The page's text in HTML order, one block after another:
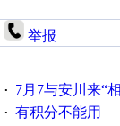
举报
· 7月7与安川来“
· 有积分不能用